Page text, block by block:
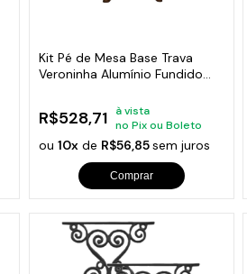
Ver Tudo
Kit Pé de Mesa Base Trava
Veroninha Alumínio Fundido
R$528,71
à vista
no Pix ou Boleto
ou 10xde R$56,85sem juros
Comprar